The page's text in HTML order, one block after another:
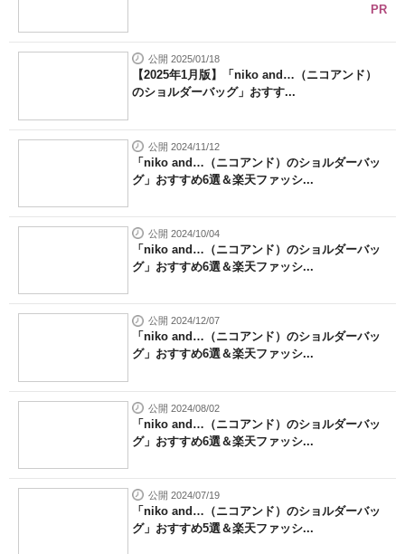
ちょっと気になるネットの話題
PR
公開 2025/01/18
【2025年1月版】「niko and…（ニコアンド）
のショルダーバッグ」おすす...
公開 2024/11/12
「niko and…（ニコアンド）のショルダーバッ
グ」おすすめ6選＆楽天ファッシ...
公開 2024/10/04
「niko and…（ニコアンド）のショルダーバッ
グ」おすすめ6選＆楽天ファッシ...
公開 2024/12/07
「niko and…（ニコアンド）のショルダーバッ
グ」おすすめ6選＆楽天ファッシ...
公開 2024/08/02
「niko and…（ニコアンド）のショルダーバッ
グ」おすすめ6選＆楽天ファッシ...
公開 2024/07/19
「niko and…（ニコアンド）のショルダーバッ
グ」おすすめ5選＆楽天ファッシ...